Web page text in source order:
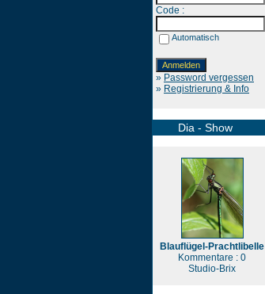
Code :
Automatisch
» Password vergessen
» Registrierung & Info
Dia - Show
Blauflügel-Prachtlibelle
Kommentare : 0
Studio-Brix